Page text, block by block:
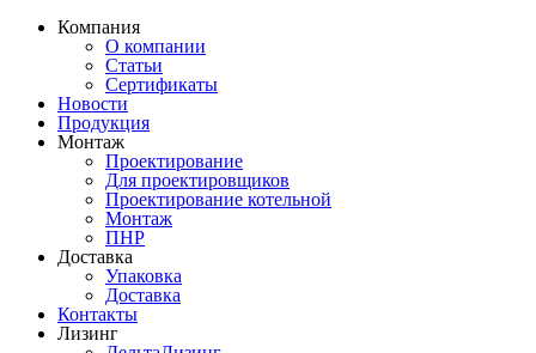
Компания
О компании
Статьи
Сертификаты
Новости
Продукция
Монтаж
Проектирование
Для проектировщиков
Проектирование котельной
Монтаж
ПНР
Доставка
Упаковка
Доставка
Контакты
Лизинг